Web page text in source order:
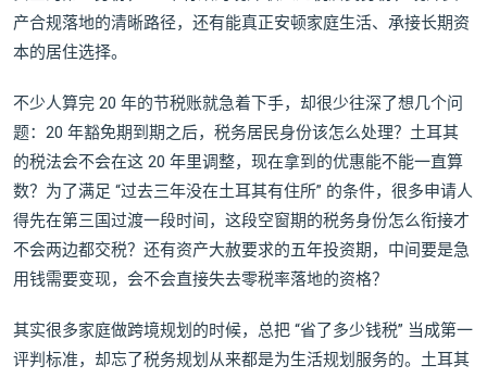
产合规落地的清晰路径，还有能真正安顿家庭生活、承接长期资
本的居住选择。
不少人算完 20 年的节税账就急着下手，却很少往深了想几个问
题：20 年豁免期到期之后，税务居民身份该怎么处理？土耳其
的税法会不会在这 20 年里调整，现在拿到的优惠能不能一直算
数？为了满足 “过去三年没在土耳其有住所” 的条件，很多申请人
得先在第三国过渡一段时间，这段空窗期的税务身份怎么衔接才
不会两边都交税？还有资产大赦要求的五年投资期，中间要是急
用钱需要变现，会不会直接失去零税率落地的资格？
其实很多家庭做跨境规划的时候，总把 “省了多少钱税” 当成第一
评判标准，却忘了税务规划从来都是为生活规划服务的。土耳其